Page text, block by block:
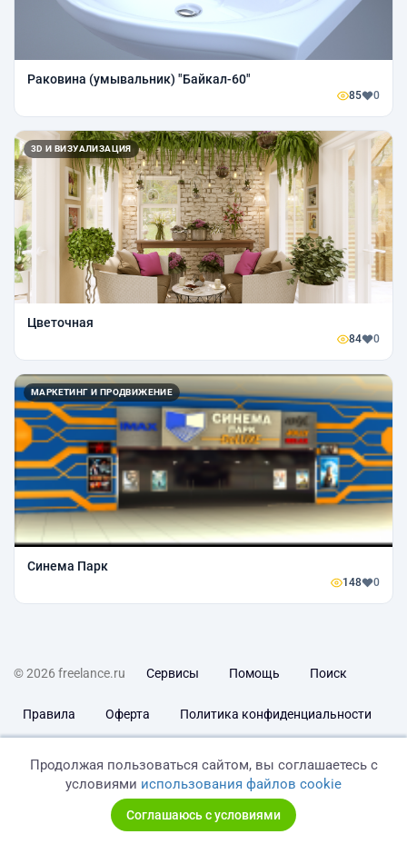
Раковина (умывальник) "Байкал-60"
85 0
3D И ВИЗУАЛИЗАЦИЯ
Цветочная
84 0
МАРКЕТИНГ И ПРОДВИЖЕНИЕ
Синема Парк
148 0
© 2026 freelance.ru Сервисы Помощь Поиск
Правила Оферта Политика конфиденциальности
Продолжая пользоваться сайтом, вы соглашаетесь с
условиями использования файлов cookie
Соглашаюсь с условиями